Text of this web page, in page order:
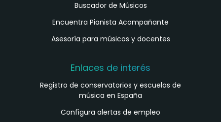
Buscador de Músicos
Encuentra Pianista Acompañante
Asesoría para músicos y docentes
Enlaces de interés
Registro de conservatorios y escuelas de
música en España
Configura alertas de empleo